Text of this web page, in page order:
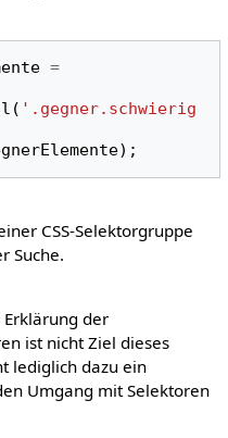
=
( '.gegner.schwierig
);
CSS-Selektorgruppe
Suche.
der
ist nicht Ziel dieses
lediglich dazu ein
Umgang mit Selektoren